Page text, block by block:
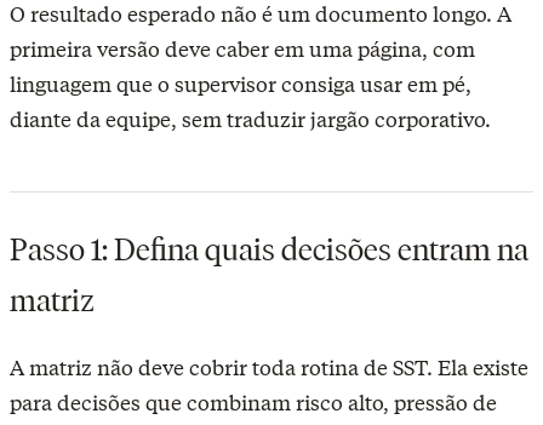
O resultado esperado não é um documento longo. A
primeira versão deve caber em uma página, com
linguagem que o supervisor consiga usar em pé,
diante da equipe, sem traduzir jargão corporativo.
Passo 1: Defina quais decisões entram na
matriz
A matriz não deve cobrir toda rotina de SST. Ela existe
para decisões que combinam risco alto, pressão de